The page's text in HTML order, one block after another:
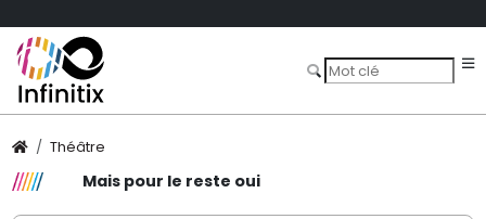
Théâtre
Mais pour le reste oui